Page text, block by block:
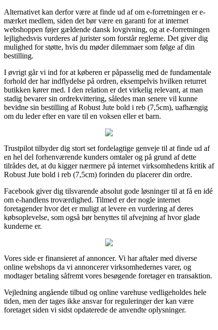
Alternativet kan derfor være at finde ud af om e-forretningen er e-
mærket medlem, siden det bør være en garanti for at internet
webshoppen føjer gældende dansk lovgivning, og at e-forretningen
lejlighedsvis vurderes af jurister som forstår reglerne. Det giver dig
mulighed for støtte, hvis du møder dilemmaer som følge af din
bestilling.
I øvrigt går vi ind for at køberen er påpasselig med de fundamentale
forhold der har indflydelse på ordren, eksempelvis hvilken returret
butikken kører med. I den relation er det virkelig relevant, at man
stadig bevarer sin ordrekvittering, således man senere vil kunne
bevidne sin bestilling af Robust Jute bold i reb (7,5cm), uafhængig
om du leder efter en vare til en voksen eller et barn.
Trustpilot tilbyder dig stort set fordelagtige genveje til at finde ud af
en hel del forhenværende kunders omtaler og på grund af dette
tilrådes det, at du kigger nærmere på internet virksomhedens kritik af
Robust Jute bold i reb (7,5cm) forinden du placerer din ordre.
Facebook giver dig tilsvarende absolut gode løsninger til at få en idé
om e-handlens troværdighed. Tilmed er der nogle internet
foretagender hvor det er muligt at levere en vurdering af deres
købsoplevelse, som også bør benyttes til afvejning af hvor glade
kunderne er.
Vores side er finansieret af annoncer. Vi har aftaler med diverse
online webshops da vi annoncerer virksomhedernes varer, og
modtager betaling såfremt vores besøgende foretager en transaktion.
Vejledning angående tilbud og online varehuse vedligeholdes hele
tiden, men der tages ikke ansvar for reguleringer der kan være
foretaget siden vi sidst opdaterede de anvendte oplysninger.